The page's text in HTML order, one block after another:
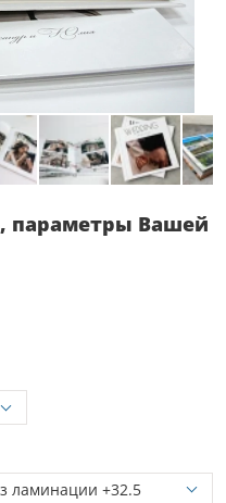
параметры Вашей